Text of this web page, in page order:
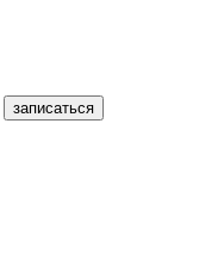
записаться